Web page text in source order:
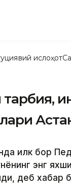
ислоҳот
илк бор
энг
деб хабар